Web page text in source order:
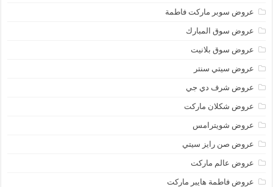
عروض سوبر ماركت فاطمة
عروض سوق المبارك
عروض سوق بلانيت
عروض سيتي سنتر
عروض شرف دي جي
عروض شكلان ماركت
عروض شويترامس
عروض صن رايز سيتي
عروض عالم ماركت
عروض فاطمة هايبر ماركت